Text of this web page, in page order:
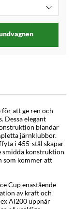
att ge ren och
Dessa elegant
blandar
järnklubbor.
i 455-stål skapar
smidda konstruktion
som kommer att
Cup enastående
av kraft och
Ai200 uppnår